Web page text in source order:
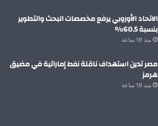
الاتحاد الأوروبي يرفع مخصصات البحث والتطوير
بنسبة 60.5%
منذ 19 ساعة
مصر تدين استهداف ناقلة نفط إماراتية في مضيق
هرمز
منذ 19 ساعة